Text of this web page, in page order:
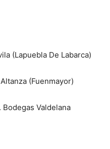
(Lapuebla De Labarca)
(Fuenmayor)
Valdelana